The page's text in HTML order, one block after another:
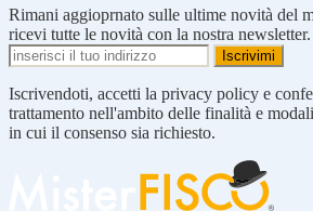
Rimani aggioprnato sulle ultime novità del
ricevi tutte le novità con la nostra newsletter.
Iscrivendoti, accetti la privacy policy e
trattamento nell'ambito delle finalità e
in cui il consenso sia richiesto.